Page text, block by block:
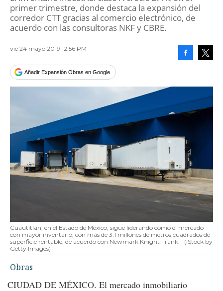
primer trimestre, donde destaca la expansión del
corredor CTT gracias al comercio electrónico, de
acuerdo con las consultoras NKF y CBRE.
vie 24 mayo 2019 12:56 PM
Añadir Expansión Obras en Google
Cuautitlán, en el Estado de México, sigue liderando como el mercado
con mayor inventario, con más de 3.1 millones de metros cuadrados de
superficie rentable, de acuerdo con Newmark Knight Frank.
(iStock by
Getty Images)
Obras
CIUDAD DE MÉXICO. El mercado inmobiliario